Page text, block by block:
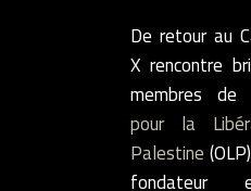
De retour au
X rencontre
membres de
pour la
Palestine
fondateur